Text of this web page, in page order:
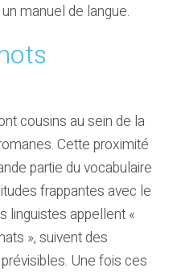
manuel de langue.
cousins au sein de la
Cette proximité
partie du vocabulaire
frappantes avec le
linguistes appellent «
», suivent des
Une fois ces